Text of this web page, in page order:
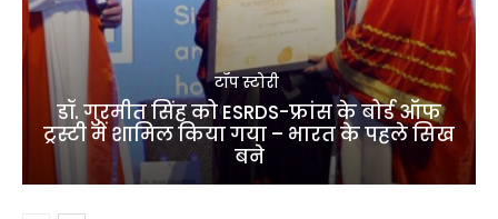
टॉप स्टोरी
डॉ. गुरमीत सिंह को ESRDS-फ्रांस के बोर्ड ऑफ
ट्रस्टी में शामिल किया गया – भारत के पहले सिख
बने